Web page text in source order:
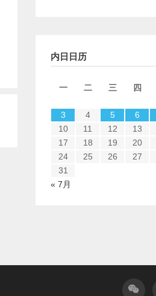
内日日历
一
二 三 四
3
4 5 6
10
11 12 13
17
18 19 20
24
25 26 27
31
« 7月